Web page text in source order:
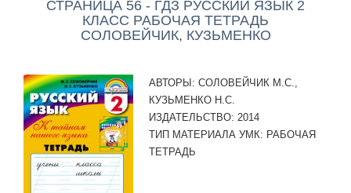
СТРАНИЦА 56 - ГДЗ РУССКИЙ ЯЗЫК 2
КЛАСС РАБОЧАЯ ТЕТРАДЬ
СОЛОВЕЙЧИК, КУЗЬМЕНКО
АВТОРЫ: СОЛОВЕЙЧИК М.С.,
КУЗЬМЕНКО Н.С.
ИЗДАТЕЛЬСТВО: 2014
ТИП МАТЕРИАЛА УМК: РАБОЧАЯ
ТЕТРАДЬ